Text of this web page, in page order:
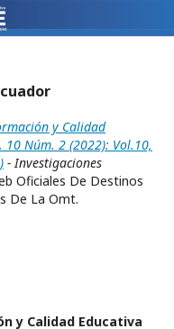
y Calidad
10 Núm. 2 (2022): Vol.10,
- Investigaciones
Oficiales De Destinos
De La Omt.
y Calidad Educativa